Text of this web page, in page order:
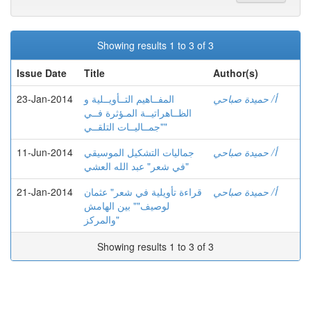
Showing results 1 to 3 of 3
Issue Date
Title
Author(s)
23-Jan-2014
المفــاهيم التــأويــلية و
الظــاهراتيــة المـؤثرة فــي
"جمــاليــات التلقــي"
أ/ حميدة صباحي
11-Jun-2014
جماليات التشكيل الموسيقي
في شعر" عبد الله العشي"
أ/ حميدة صباحي
21-Jan-2014
قراءة تأويلية في شعر" عثمان
لوصيف"" بين الهامش
والمركز"
أ/ حميدة صباحي
Showing results 1 to 3 of 3